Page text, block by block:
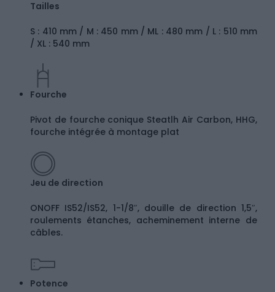
Tailles
S : 410 mm / M : 450 mm / ML : 480 mm / L : 510 mm
/ XL : 540 mm
Fourche
Pivot de fourche conique Steatlh Air Carbon, HHG,
fourche intégrée à montage plat
Jeu de direction
ONOFF IS52/IS52, 1-1/8″, douille de direction 1,5″,
roulements étanches, acheminement interne de
câbles.
Potence